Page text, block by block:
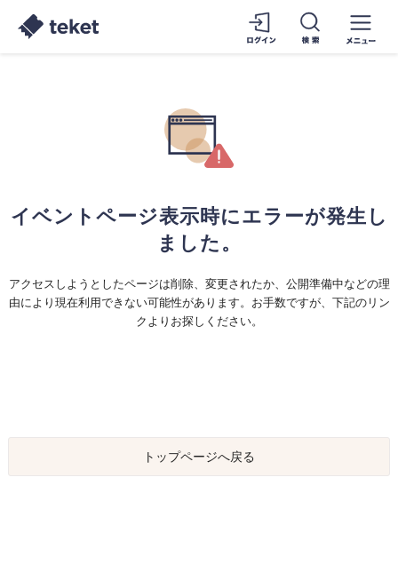
イベントページ表示時にエラーが発生し
ました。
アクセスしようとしたページは削除、変更されたか、公開準備中などの理
由により現在利用できない可能性があります。お手数ですが、下記のリン
クよりお探しください。
トップページへ戻る